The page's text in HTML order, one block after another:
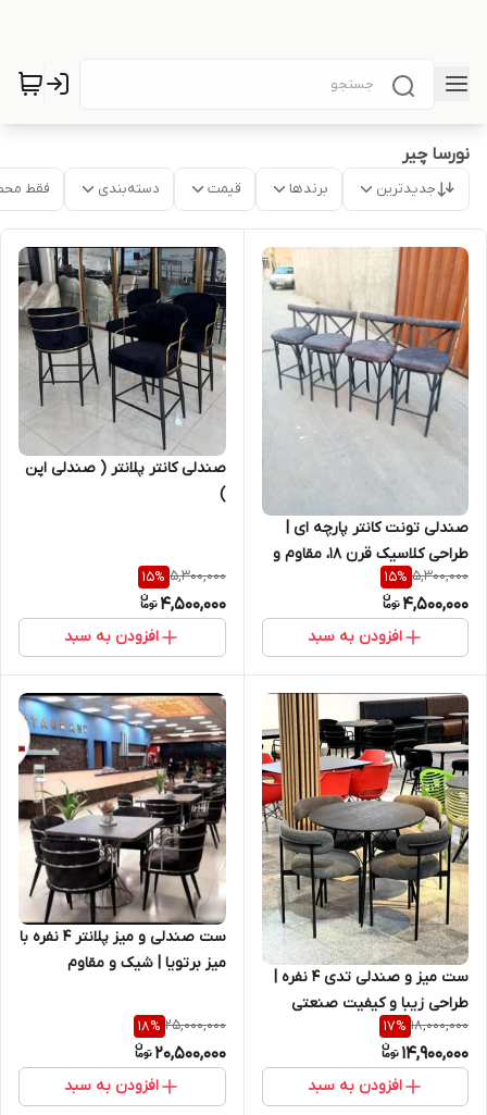
نورسا چیر
جدیدترین برندها قیمت دسته‌بندی فقط
صندلی تونت کانتر پارچه ای |
طراحی کلاسیک قرن ۱۸، مقاوم و
راحت برای کانتر و کافه
5,300,000
15%
4,500,000
افزودن به سبد
صندلی کانتر پلانتر ( صندلی اپن
)
5,300,000
15%
4,500,000
افزودن به سبد
ست میز و صندلی تدی ۴ نفره |
طراحی زیبا و کیفیت صنعتی
18,000,000
17%
14,900,000
افزودن به سبد
ست صندلی و میز پلانتر ۴ نفره با
میز برتویا | شیک و مقاوم
25,000,000
18%
20,500,000
افزودن به سبد